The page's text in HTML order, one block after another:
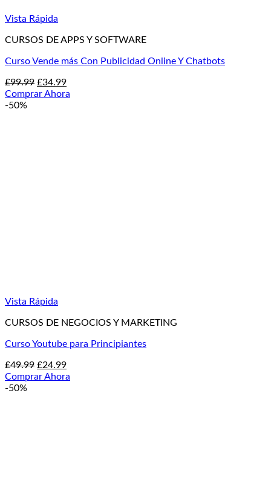
Vista Rápida
CURSOS DE APPS Y SOFTWARE
Curso Vende más Con Publicidad Online Y Chatbots
£99.99 El
precio
£34.99El
precio
Comprar Ahora
-50%
Vista Rápida
CURSOS DE NEGOCIOS Y MARKETING
Curso Youtube para Principiantes
£49.99 El
precio
£24.99El
precio
Comprar Ahora
-50%